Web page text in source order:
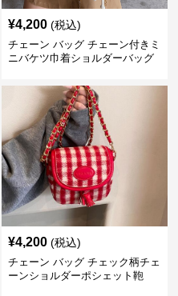
¥4,200 (税込)
チェーン バッグ チェーン付きミ
ニバケツ巾着ショルダーバッグ
¥4,200 (税込)
チェーン バッグ チェック柄チェ
ーンショルダーポシェット鞄